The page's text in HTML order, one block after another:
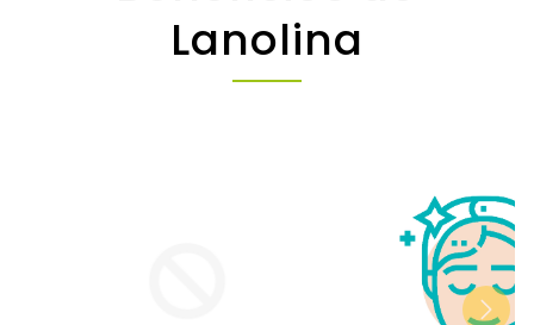
day with newer highly purified anhydrous
lanolins. Controversy as to lanolin's
allergenicity began in the 1920s and remains
Lanolina